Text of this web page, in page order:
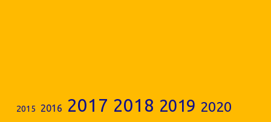
2015 2016 2017 2018 2019 2020